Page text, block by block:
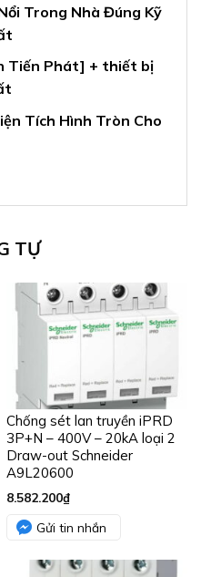
Trong Nhà Đúng Kỹ
Tiến Phát] + thiết bị
Tích Hình Tròn Cho
TỰ
Chống sét lan truyền iPRD
3P+N – 400V – 20kA loại 2
Draw-out Schneider
A9L20600
8.582.200₫
Gửi tin nhắn